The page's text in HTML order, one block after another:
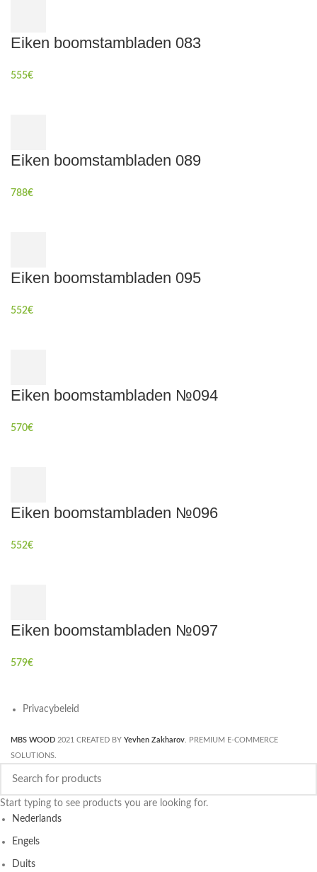
Eiken boomstambladen 083
555€
Eiken boomstambladen 089
788€
Eiken boomstambladen 095
552€
Eiken boomstambladen №094
570€
Eiken boomstambladen №096
552€
Eiken boomstambladen №097
579€
Privacybeleid
MBS WOOD 2021 CREATED BY Yevhen Zakharov. PREMIUM E-COMMERCE
SOLUTIONS.
Start typing to see products you are looking for.
Nederlands
Engels
Duits